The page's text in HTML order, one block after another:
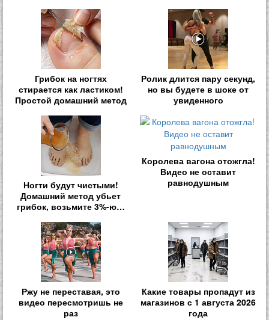
Грибок на ногтях
стирается как ластиком!
Простой домашний метод
Ролик длится пару секунд,
но вы будете в шоке от
увиденного
Ногти будут чистыми!
Домашний метод убьет
грибок, возьмите 3%-ю…
Королева вагона отожгла!
Видео не оставит
равнодушным
Ржу не переставая, это
видео пересмотришь не
раз
Какие товары пропадут из
магазинов с 1 августа 2026
года